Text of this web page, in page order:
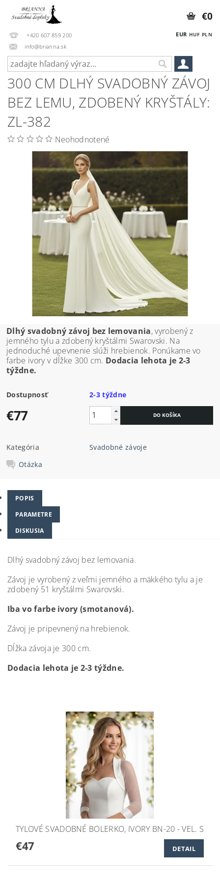
+420 607 859 200
info@brianna.sk
EUR HUF PLN
€0
300 CM DLHÝ SVADOBNÝ ZÁVOJ
BEZ LEMU, ZDOBENÝ KRYŠTÁLY:
ZL-382
Neohodnotené
Dlhý svadobný závoj bez lemovania, vyrobený z
jemného tylu a zdobený kryštálmi Swarovski. Na
jednoduché upevnenie slúži hrebienok. Ponúkame vo
farbe ivory v dĺžke 300 cm. Dodacia lehota je 2-3
týždne.
Dostupnosť 2-3 týždne
€77
Kategória
Svadobné závoje
Otázka
POPIS
PARAMETRE
DISKUSIA
Dlhý svadobný závoj bez lemovania.
Závoj je vyrobený z veľmi jemného a mäkkého tylu a je
zdobený 51 kryštálmi Swarovski.
Iba vo farbe ivory (smotanová).
Závoj je pripevnený na hrebienok.
Dĺžka závoja je 300 cm.
Dodacia lehota je 2-3 týždne.
TYLOVÉ SVADOBNÉ BOLERKO, IVORY BN-20 - VEL. S
€47 DETAIL